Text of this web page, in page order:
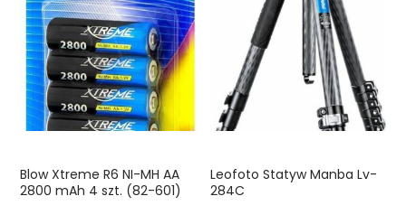
Blow Xtreme R6 NI-MH AA
2800 mAh 4 szt. (82-601)
Leofoto Statyw Manba Lv-
284C